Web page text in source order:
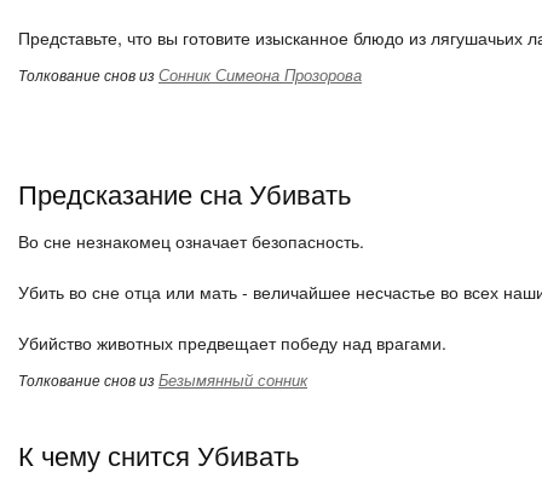
Представьте, что вы готовите изысканное блюдо из лягушачьих
Толкование снов изСонник Симеона Прозорова
Предсказание сна Убивать
Во сне незнакомец означает безопасность.
Убить во сне отца или мать - величайшее несчастье во всех
Убийство животных предвещает победу над врагами.
Толкование снов изБезымянный сонник
К чему снится Убивать